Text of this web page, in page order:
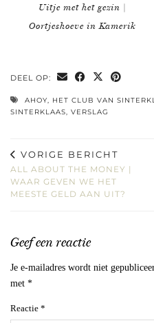
Uitje met het gezin |
Oortjeshoeve in Kamerik
DEEL OP:
AHOY, HET CLUB VAN
SINTERKLAAS, VERSLAG
VORIGE BERICHT
ALL ABOUT THE MONEY |
WAAR GEVEN WE HET
MEESTE GELD AAN UIT?
Geef een reactie
Je e-mailadres wordt niet
met *
Reactie *